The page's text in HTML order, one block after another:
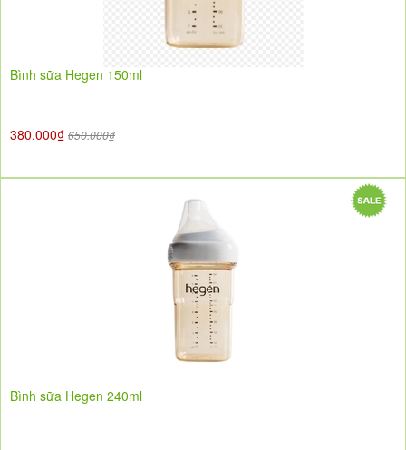
Bình sữa Hegen 150ml
380.000₫ 650.000₫
Bình sữa Hegen 240ml